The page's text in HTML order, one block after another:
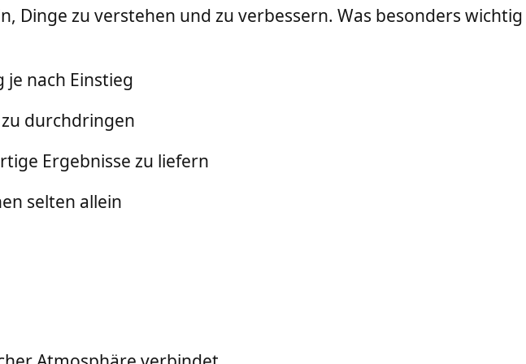
Dinge zu verstehen und zu verbessern. Was besonders wichtig
nach Einstieg
durchdringen
Ergebnisse zu liefern
selten allein